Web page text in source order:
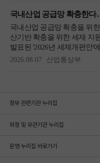
정부 관련기관 누리집
외청 및 유관기관 누리집
운영 누리집 바로가기